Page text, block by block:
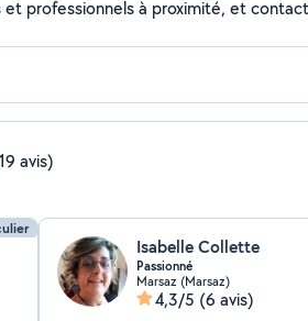
et professionnels à proximité, et
avis)
Isabelle Collette
Passionné
Marsaz (Marsaz)
4,3/5 (6 avis)